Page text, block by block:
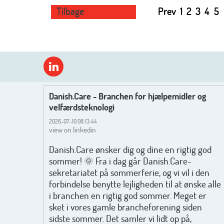
Tilbage Prev 1 2 3 4 5
Danish.Care - Branchen for hjælpemidler og
velfærdsteknologi
2026-07-10 08:13:44
view on linkedin
Danish.Care ønsker dig og dine en rigtig god
sommer! 🌞 Fra i dag går Danish.Care-
sekretariatet på sommerferie, og vi vil i den
forbindelse benytte lejligheden til at ønske alle
i branchen en rigtig god sommer. Meget er
sket i vores gamle brancheforening siden
sidste sommer. Det samler vi lidt op på,